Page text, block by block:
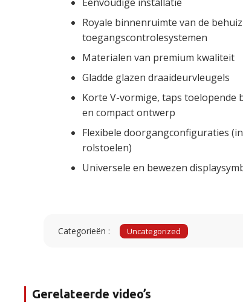
Royale binnenruimte van de
toegangscontrolesystemen
Materialen van premium kwaliteit
Gladde glazen draaideurvleugels
Korte V-vormige, taps toelopende
en compact ontwerp
Flexibele doorgangconfiguraties
rolstoelen)
Universele en bewezen
Categorieën : Uncategorized
Gerelateerde video’s